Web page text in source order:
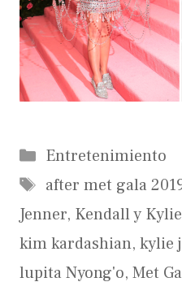
Categorías
Entretenimiento
Etiquetas
after met gala
Jenner, Kendall y
kim kardashian, kylie
lupita Nyong'o, Met